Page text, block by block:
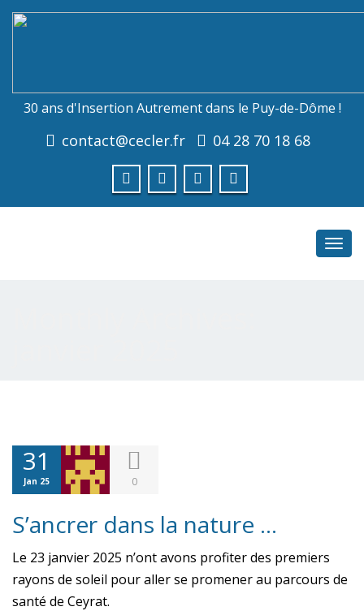
30 ans d'Insertion Autrement dans le Puy-de-Dôme !
contact@cecler.fr 04 28 70 18 68
31
Jan 25 0
S’ancrer dans la nature …
Le 23 janvier 2025 n’ont avons profiter des premiers
rayons de soleil pour aller se promener au parcours de
santé de Ceyrat.